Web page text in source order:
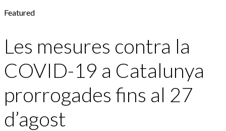
Featured
Les mesures contra la
COVID-19 a Catalunya
prorrogades fins al 27
d’agost